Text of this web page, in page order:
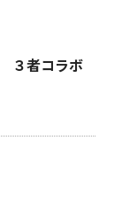
３者コラボ